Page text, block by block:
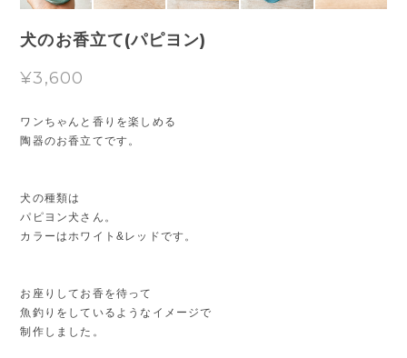
犬のお香立て(パピヨン)
¥3,600
ワンちゃんと香りを楽しめる
陶器のお香立てです。
犬の種類は
パピヨン犬さん。
カラーはホワイト&レッドです。
お座りしてお香を待って
魚釣りをしているようなイメージで
制作しました。